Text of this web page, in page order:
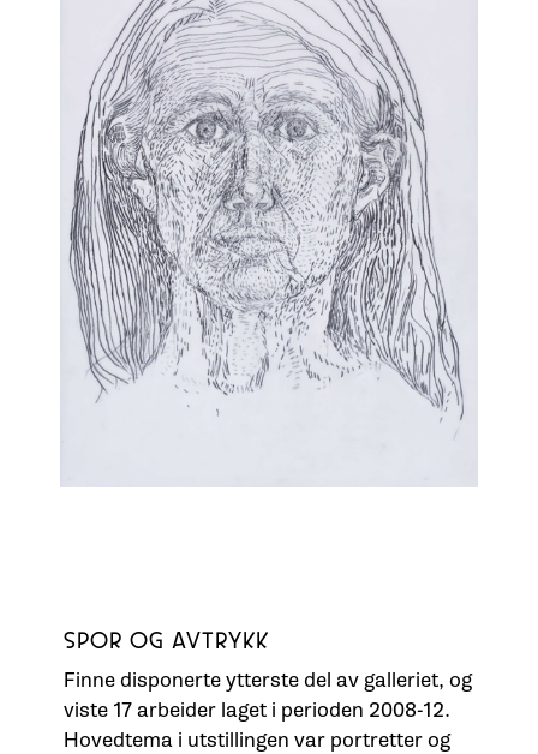
SPOR OG AVTRYKK
Finne disponerte ytterste del av galleriet, og
viste 17 arbeider laget i perioden 2008-12.
Hovedtema i utstillingen var portretter og